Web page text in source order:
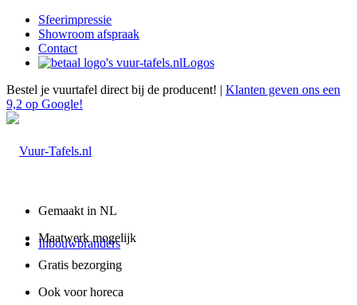
Sfeerimpressie
Showroom afspraak
Contact
Logos
Bestel je vuurtafel direct bij de producent! | Klanten geven ons een
9,2 op Google!
Inbouwbranders
Gemaakt in NL
Maatwerk mogelijk
Gratis bezorging
Ook voor horeca